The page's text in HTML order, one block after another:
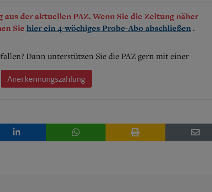
der aktuellen PAZ. Wenn Sie die Zeitung näher
Sie hier ein 4-wöchiges Probe-Abo abschließen .
Dann unterstützen Sie die PAZ gern mit einer
Anerkennungszahlung